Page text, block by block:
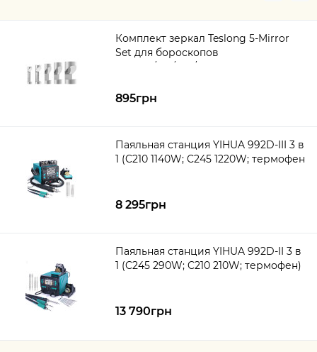
Комплект зеркал Teslong 5-Mirror
Set для бороскопов
NTG100/150/450/500 (5 шт.)
895грн
Паяльная станция YIHUA 992D-III 3 в
1 (C210 1140W; C245 1220W; термофен
8 295грн
Паяльная станция YIHUA 992D-II 3 в
1 (C245 290W; C210 210W; термофен)
13 790грн